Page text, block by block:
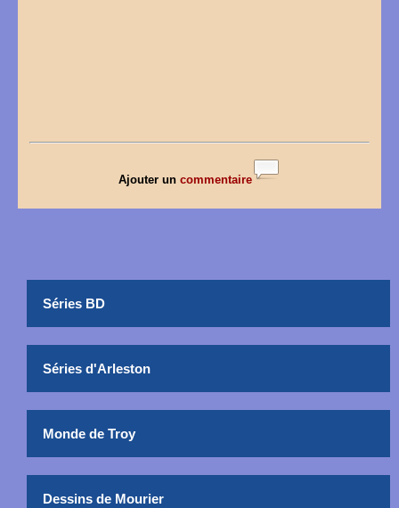
Ajouter un commentaire
Séries BD
Séries d'Arleston
Monde de Troy
Dessins de Mourier